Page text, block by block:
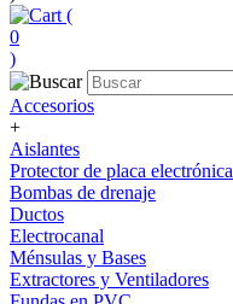
(
0
)
Accesorios
+
Aislantes
Protector de placa electrónica
Bombas de drenaje
Ductos
Electrocanal
Ménsulas y Bases
Extractores y Ventiladores